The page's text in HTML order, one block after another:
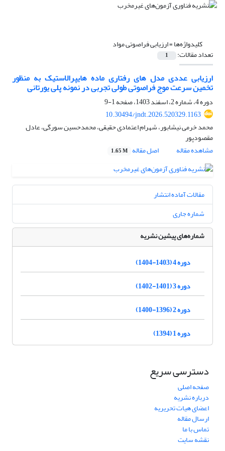
کلیدواژه‌ها =ارزیابی فراصوتی مواد
تعداد مقالات: 1
ارزیابی عددی مدل های رفتاری ماده هایپرالاستیک به منظور
تخمین سرعت موج فراصوتی طولی تجربی در نمونه پلی یورتانی
دوره 4، شماره 2، اسفند 1403، صفحه
1-9
10.30494/jndt.2026.520329.1163
محمد خرمی نیشابور، شهرام اعتمادی حقیقی، محمدحسین سورگی، عادل
مقصودپور
مشاهده مقاله
اصل مقاله 1.65 M
مقالات آماده انتشار
شماره جاری
شماره‌های پیشین نشریه
دوره 4 (1403-1404)
دوره 3 (1401-1402)
دوره 2 (1396-1400)
دوره 1 (1394)
دسترسی سریع
صفحه اصلی
درباره نشریه
اعضای هیات تحریریه
ارسال مقاله
تماس با ما
نقشه سایت